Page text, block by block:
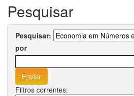
Pesquisar
Pesquisar:
por
Filtros correntes: